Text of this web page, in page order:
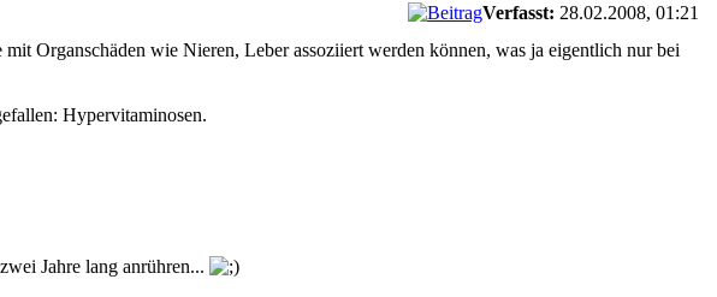
Verfasst: 28.02.2008, 01:21
Organschäden wie Nieren, Leber assoziiert werden können, was ja eigentlich nur bei
Hypervitaminosen.
Jahre lang anrühren...